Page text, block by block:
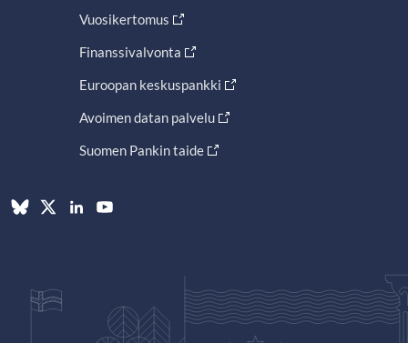
Vuosikertomus
Finanssivalvonta
Euroopan keskuspankki
Avoimen datan palvelu
Suomen Pankin taide